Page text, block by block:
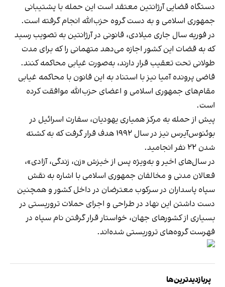
دستگاه قضایی آرژانتین معتقد است این حمله با پشتیبانی
جمهوری اسلامی و به دست گروه حزب‌الله انجام گرفته است.
در فوریه سال جاری میلادی، قانونی در آرژانتین به تصویب رسید
که به قضات این کشور اجازه می‌دهد متهمانی را که برای مدت
طولانی تحت تعقیب قرار دارند، به‌صورت غیابی محاکمه کنند.
قاضی پرونده آمیا نیز با استناد به این قانون با محاکمه غیابی
مقام‌های جمهوری اسلامی و اعضای حزب‌الله موافقت کرده
است.
پیش از حمله به مرکز همیاری یهودیان، سفارت اسرائیل در
بوئنوس‌آیرس نیز در سال ۱۹۹۲ هدف قرار گرفت که به کشته
شدن ۲۲ نفر انجامید.
در سال‌های اخیر و به‌ویژه پس از خیزش «زن، زندگی، آزادی»،
فعالان مدنی و مخالفان جمهوری اسلامی با اشاره به نقش
سپاه پاسداران در سرکوب معترضان در داخل کشور و همچنین
دست داشتن این نهاد در طراحی و اجرای حملات تروریستی در
بسیاری از کشورهای جهان، خواستار قرار گرفتن نام سپاه در
فهرست گروه‌های تروریستی شده‌اند.
پربازدیدترین‌ها